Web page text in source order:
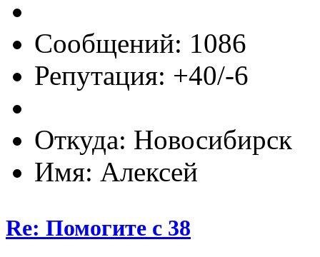
Сообщений: 1086
Репутация: +40/-6
Откуда: Новосибирск
Имя: Алексей
Re: Помогите с 38